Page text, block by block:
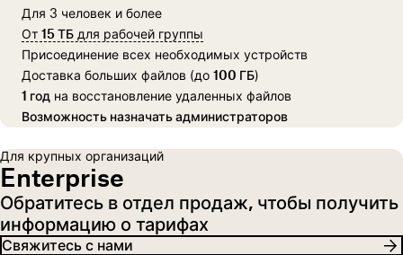
Для 3 человек и более
От 15 ТБ для рабочей группы
Присоединение всех необходимых устройств
Доставка больших файлов (до 100 ГБ)
1 год на восстановление удаленных файлов
Возможность назначать администраторов
Для крупных организаций
Enterprise
Обратитесь в отдел продаж, чтобы получить
информацию о тарифах
Свяжитесь с нами